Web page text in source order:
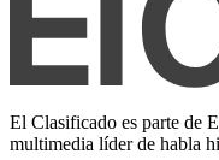
El Clasificado es parte de
multimedia líder de habla